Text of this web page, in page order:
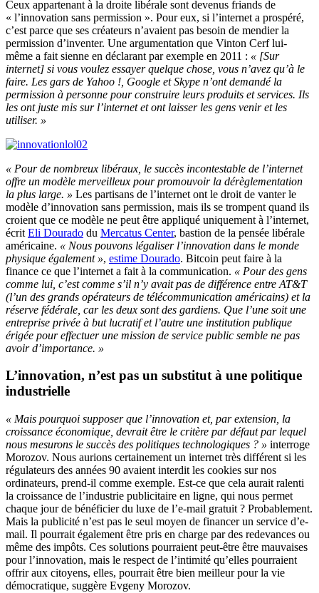
Ceux appartenant à la droite libérale sont devenus friands de
« l’innovation sans permission ». Pour eux, si l’internet a prospéré,
c’est parce que ses créateurs n’avaient pas besoin de mendier la
permission d’inventer. Une argumentation que Vinton Cerf lui-
même a fait sienne en déclarant par exemple en 2011 : « [Sur
internet] si vous voulez essayer quelque chose, vous n’avez qu’à le
faire. Les gars de Yahoo !, Google et Skype n’ont demandé la
permission à personne pour construire leurs produits et services. Ils
les ont juste mis sur l’internet et ont laisser les gens venir et les
utiliser. »
« Pour de nombreux libéraux, le succès incontestable de l’internet
offre un modèle merveilleux pour promouvoir la dérèglementation
la plus large. » Les partisans de l’internet ont le droit de vanter le
modèle d’innovation sans permission, mais ils se trompent quand ils
croient que ce modèle ne peut être appliqué uniquement à l’internet,
écrit Eli Dourado du Mercatus Center, bastion de la pensée libérale
américaine. « Nous pouvons légaliser l’innovation dans le monde
physique également », estime Dourado. Bitcoin peut faire à la
finance ce que l’internet a fait à la communication. « Pour des gens
comme lui, c’est comme s’il n’y avait pas de différence entre AT&T
(l’un des grands opérateurs de télécommunication américains) et la
réserve fédérale, car les deux sont des gardiens. Que l’une soit une
entreprise privée à but lucratif et l’autre une institution publique
érigée pour effectuer une mission de service public semble ne pas
avoir d’importance. »
L’innovation, n’est pas un substitut à une politique
industrielle
« Mais pourquoi supposer que l’innovation et, par extension, la
croissance économique, devrait être le critère par défaut par lequel
nous mesurons le succès des politiques technologiques ? » interroge
Morozov. Nous aurions certainement un internet très différent si les
régulateurs des années 90 avaient interdit les cookies sur nos
ordinateurs, prend-il comme exemple. Est-ce que cela aurait ralenti
la croissance de l’industrie publicitaire en ligne, qui nous permet
chaque jour de bénéficier du luxe de l’e-mail gratuit ? Probablement.
Mais la publicité n’est pas le seul moyen de financer un service d’e-
mail. Il pourrait également être pris en charge par des redevances ou
même des impôts. Ces solutions pourraient peut-être être mauvaises
pour l’innovation, mais le respect de l’intimité qu’elles pourraient
offrir aux citoyens, elles, pourrait être bien meilleur pour la vie
démocratique, suggère Evgeny Morozov.